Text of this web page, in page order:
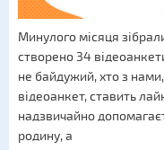
Минулого місяця
створено 34
не байдужий, хто з
відеоанкет, ставить
надзвичайно
родину, а